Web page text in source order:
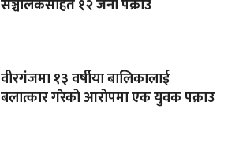
सञ्चालकसहित १२ जना पक्राउ
वीरगंजमा १३ वर्षीया बालिकालाई
बलात्कार गरेको आरोपमा एक युवक पक्राउ